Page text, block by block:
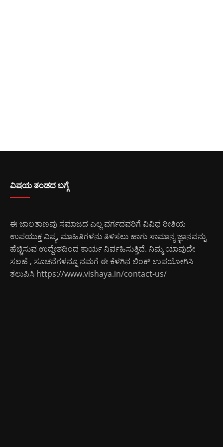
ವಿಷಯ ತಂಡದ ಬಗ್ಗೆ
ಈ ಜಾಲತಾಣವು ಸಮಾಜದ ಎಲ್ಲ ವರ್ಗದವರಿಗೆ ವಿವಿಧ ರೀತಿಯ
ಉಪಯುಕ್ತ ವಿಷ್ಯ, ಮಾಹಿತಿಗಳನು ತಿಳಿಸಲು ಹಾಗು ಸಾಮಾನ್ಯ ಜ್ಞಾನವನ್ನು
ಹೆಚ್ಚಿಸುವ ಉದ್ದೇಶದಿಂದ ಕಾರ್ಯ ನಿರ್ವಹಿಸುತ್ತಿದೆ. ನಿಮ್ಮ ಯಾವುದೇ
ಸಲಹೆ , ಸೂಚನೆಗಳನ್ನೂ ನಮಗೆ ಈ ಕೆಳಗಿನ ಲಿಂಕ್ ಉಪಯೋಗಿಸಿ
ತಲುಪಿಸಿ https://www.vishaya.in/contact-us/